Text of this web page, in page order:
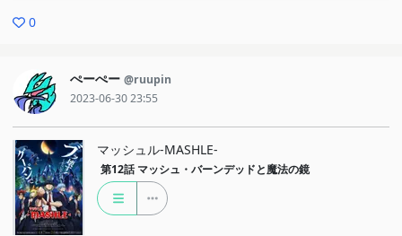
0
ぺーぺー @ruupin
2023-06-30 23:55
マッシュル-MASHLE-
第12話 マッシュ・バーンデッドと魔法の鏡